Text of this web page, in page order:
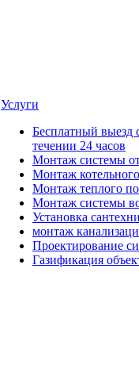
Услуги
Бесплатный выезд
течении 24 часов
Монтаж системы
Монтаж
Монтаж теплого
Монтаж системы
Установка
монтаж
Проектирование
Газификация